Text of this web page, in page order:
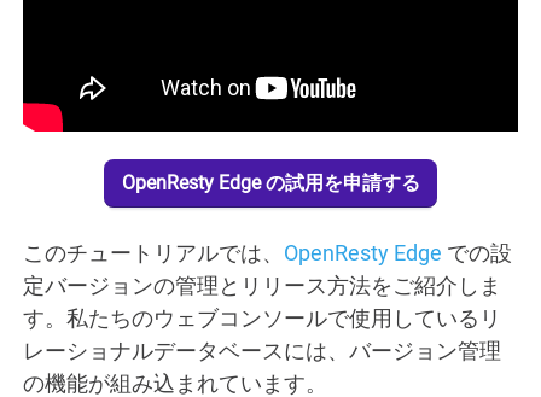
OpenResty Edge の試用を申請する
このチュートリアルでは、 OpenResty Edge での設
定バージョンの管理とリリース方法をご紹介しま
す。私たちのウェブコンソールで使用しているリ
レーショナルデータベースには、バージョン管理
の機能が組み込まれています。